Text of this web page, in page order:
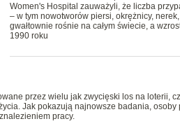
Women's Hospital zauważyli, że liczba
– w tym nowotworów piersi, okrężnicy,
gwałtownie rośnie na całym świecie, a
1990 roku
przez wielu jak zwycięski los na loterii,
Jak pokazują najnowsze badania,
pracy.